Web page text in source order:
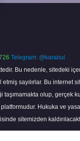
Telegram: @karabul
Bu nedenle, sitedeki
sayılırlar. Bu internet
taşımamakta olup, gerçek
Hukuka ve
sitemizden